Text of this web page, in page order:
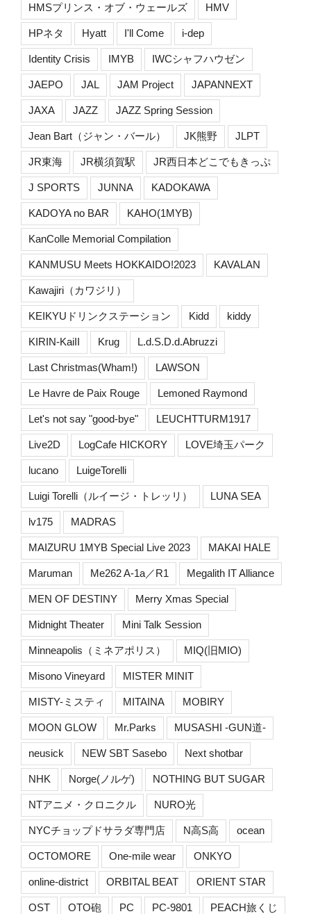
HMSプリンス・オブ・ウェールズ HMV
HPネタ Hyatt I'll Come i-dep
Identity Crisis IMYB IWCシャフハウゼン
JAEPO JAL JAM Project JAPANNEXT
JAXA JAZZ JAZZ Spring Session
Jean Bart（ジャン・バール） JK熊野 JLPT
JR東海 JR横須賀駅 JR西日本どこでもきっぷ
J SPORTS JUNNA KADOKAWA
KADOYA no BAR KAHO(1MYB)
KanColle Memorial Compilation
KANMUSU Meets HOKKAIDO!2023 KAVALAN
Kawajiri（カワジリ）
KEIKYUドリンクステーション Kidd kiddy
KIRIN-KaiII Krug L.d.S.D.d.Abruzzi
Last Christmas(Wham!) LAWSON
Le Havre de Paix Rouge Lemoned Raymond
Let's not say "good-bye" LEUCHTTURM1917
Live2D LogCafe HICKORY LOVE埼玉パーク
lucano LuigeTorelli
Luigi Torelli（ルイージ・トレッリ） LUNA SEA
lv175 MADRAS
MAIZURU 1MYB Special Live 2023 MAKAI HALE
Maruman Me262 A-1a／R1 Megalith IT Alliance
MEN OF DESTINY Merry Xmas Special
Midnight Theater Mini Talk Session
Minneapolis（ミネアポリス） MIQ(旧MIO)
Misono Vineyard MISTER MINIT
MISTY-ミスティ MITAINA MOBIRY
MOON GLOW Mr.Parks MUSASHI -GUN道-
neusick NEW SBT Sasebo Next shotbar
NHK Norge(ノルゲ) NOTHING BUT SUGAR
NTアニメ・クロニクル NURO光
NYCチョップドサラダ専門店 N高S高 ocean
OCTOMORE One-mile wear ONKYO
online-district ORBITAL BEAT ORIENT STAR
OST OTO砲 PC PC-9801 PEACH旅くじ